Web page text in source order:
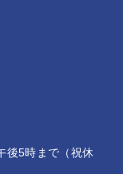
後5時まで（祝休